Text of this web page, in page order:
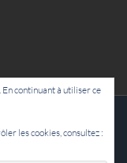
continuant à utiliser ce
les cookies, consultez :